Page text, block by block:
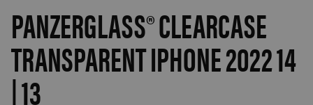
PANZERGLASS® CLEARCASE
TRANSPARENT IPHONE 2022 14
| 13